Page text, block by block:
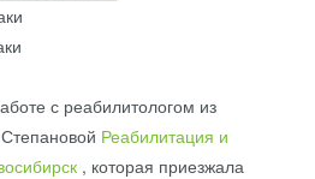
с реабилитологом из
Реабилитация и
, которая приезжала